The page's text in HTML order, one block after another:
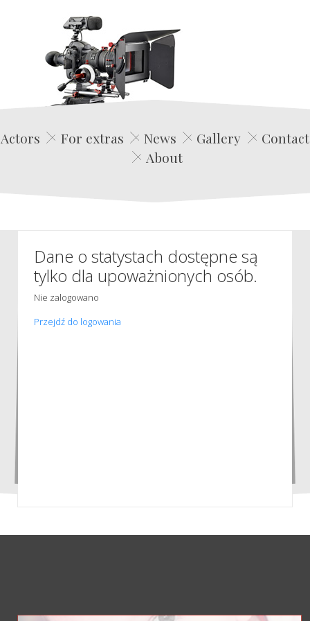
Edwin Film Agencja Aktorska
Actors For extras News Gallery
Contact
About
Dane o statystach dostępne są
tylko dla upoważnionych osób.
Nie zalogowano
Przejdź do logowania